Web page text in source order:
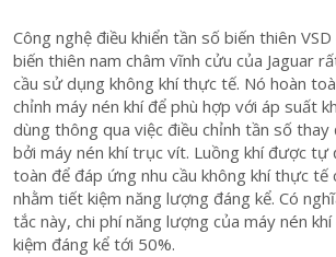
Công nghệ điều khiển tần số biến thiên
biến thiên nam châm vĩnh cửu của Jaguar
cầu sử dụng không khí thực tế. Nó hoàn
chỉnh máy nén khí để phù hợp với áp suất
dùng thông qua việc điều chỉnh tần số
bởi máy nén khí trục vít. Luồng khí được tự
toàn để đáp ứng nhu cầu không khí thực tế
nhằm tiết kiệm năng lượng đáng kể. Có
tắc này, chi phí năng lượng của máy nén
kiệm đáng kể tới 50%.